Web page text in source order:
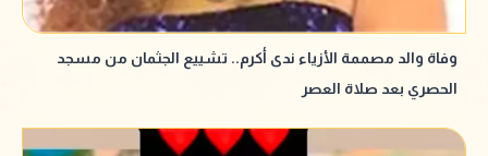
وفاة والد مصممة الأزياء ندى أكرم.. تشييع الجثمان من مسجد
الحصري بعد صلاة العصر